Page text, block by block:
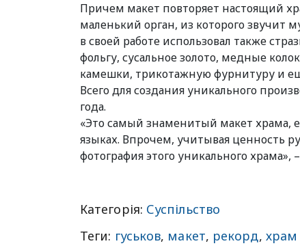
Причем макет повторяет настоящий
маленький орган, из которого звучит
в своей работе использовал также
фольгу, сусальное золото, медные
камешки, трикотажную фурнитуру и
Всего для создания уникального
года.
«Это самый знаменитый макет храма,
языках. Впрочем, учитывая ценность
фотография этого уникального храма»,
Категорія: Суспільство
Теги: гуськов, макет, рекорд, храм